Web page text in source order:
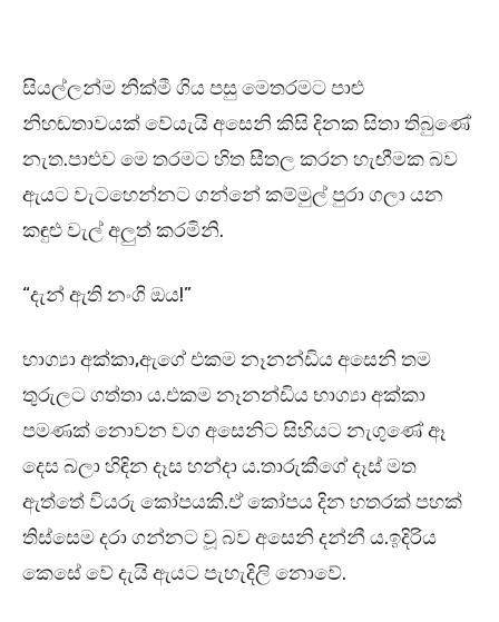
සියල්ලන්ම නික්මී ගිය පසු මෙතරමට පාළු
නිහඬතාවයක් වේයැයි අසෙනි කිසි දිනක සිතා තිබුණේ
නැත.පාළුව මෙ තරමට හිත සීතල කරන හැඟීමක බව
ඇයට වැටහෙන්නට ගන්නේ කම්මුල් පුරා ගලා යන
කඳුළු වැල් අලුත් කරමිනි.
“දැන් ඇති නංගි ඔය!”
භාග්‍යා අක්කා,ඇගේ එකම නෑනන්ඩිය අසෙනි තම
තුරුලට ගත්තා ය.එකම නෑනන්ඩිය භාග්‍යා අක්කා
පමණක් නොවන වග අසෙනිට සිහියට නැගුණේ ඈ
දෙස බලා හිඳින දෑස හන්දා ය.තාරුකීගේ දෑස් මත
ඇත්තේ වියරු කෝපයකි.ඒ කෝපය දින හතරක් පහක්
තිස්සෙම දරා ගන්නට වූ බව අසෙනි දන්නී ය.ඉදිරිය
කෙසේ වේ දැයි ඇයට පැහැදිලි නොවේ.